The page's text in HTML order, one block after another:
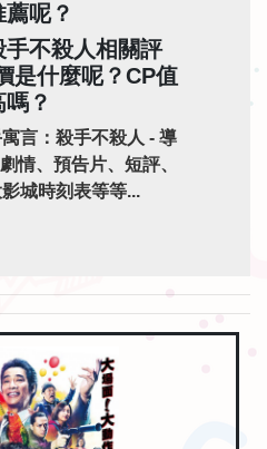
薦呢？
不殺人相關評
是什麼呢？CP值
嗎？
寓言：殺手不殺人 - 導
情、預告片、短評、
城時刻表等等...